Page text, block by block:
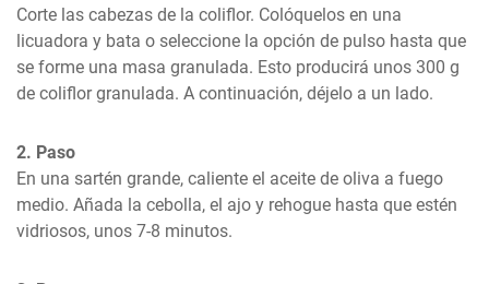
Corte las cabezas de la coliflor. Colóquelos en una
licuadora y bata o seleccione la opción de pulso hasta que
se forme una masa granulada. Esto producirá unos 300 g
de coliflor granulada. A continuación, déjelo a un lado.
2. Paso
En una sartén grande, caliente el aceite de oliva a fuego
medio. Añada la cebolla, el ajo y rehogue hasta que estén
vidriosos, unos 7-8 minutos.